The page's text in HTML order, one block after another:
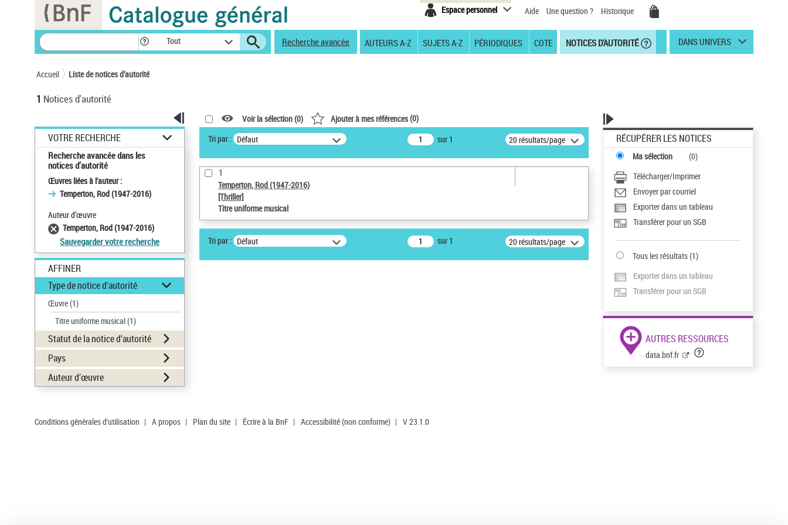
Espace personnel Aide Une question ? Historique
Tout Recherche avancée AUTEURS A-Z SUJETS A-Z PÉRIODIQUES COTE NOTICES D'AUTORITÉ DANS UNIVERS
Accueil Liste de notices d’autorité
1 Notices d'autorité
VOTRE RECHERCHE
Recherche avancée dans les
notices d’autorité
Œuvres liées à l'auteur :
Temperton, Rod (1947-2016)
Auteur d’œuvre
Temperton, Rod (1947-2016)
Sauvegarder votre recherche
AFFINER
Type de notice d'autorité
Œuvre(1)
Titre uniforme musical(1)
Statut de la notice d’autorité
Pays
Auteur d’œuvre
Voir la sélection (0) Ajouter à mes références(0)
Tri par : Défaut sur 1 20 résultats/page
1
Temperton, Rod (1947-2016)
[Thriller]
Titre uniforme musical
Tri par : Défaut sur 1 20 résultats/page
RÉCUPÉRER LES NOTICES
Ma sélection (0)
Télécharger/Imprimer
Envoyer par courriel
Exporter dans un tableau
Transférer pour un SGB
Tous les résultats(1)
Exporter dans un tableau
Transférer pour un SGB
AUTRES RESSOURCES
data.bnf.fr
Conditions générales d'utilisation | A propos | Plan du site | Écrire à la BnF | Accessibilité (non conforme) | V 23.1.0
Panneau de gestion des cookies